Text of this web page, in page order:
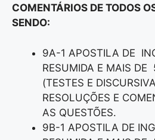
COMENTÁRIOS DE TODOS
SENDO:
9A-1 APOSTILA DE
RESUMIDA E MAIS DE
(TESTES E
RESOLUÇÕES E
AS QUESTÕES.
9B-1 APOSTILA DE